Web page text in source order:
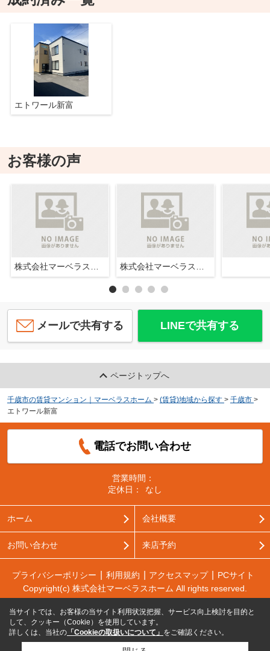
エトワール新富
お客様の声
メールで共有する LINEで共有する
ページトップへ
千歳市の賃貸マンション｜マーベラスホーム > (賃貸)地域から探す > 千歳市 >
エトワール新富
電話でお問い合わせ
営業時間：
定休日：
なし
ホーム 会社概要
お問い合わせ 来店予約
プライバシーポリシー 利用規約 アクセスマップ
PCサイト
Copyright(c) ​株式会社マーベラスホーム All rights reserved.
当サイトでは、お客様の当サイト利用状況把握、サービス向上検討を目的と
して、クッキー（Cookie）を使用しています。
詳しくは、当社の 「Cookieの取扱いについて」 をご確認ください。